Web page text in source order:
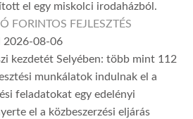
el egy miskolci irodaházból.
FORINTOS FEJLESZTÉS
2026-08-06
kezdetét Selyében: több mint 112
munkálatok indulnak el a
feladatokat egy edelényi
el a közbeszerzési eljárás